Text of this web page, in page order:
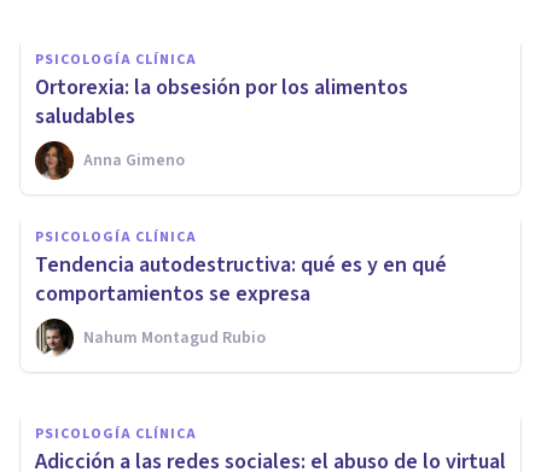
PSICOLOGÍA CLÍNICA
Ortorexia: la obsesión por los alimentos
saludables
Anna Gimeno
PSICOLOGÍA CLÍNICA
Tendencia autodestructiva: qué es y en qué
comportamientos se expresa
Nahum Montagud Rubio
¿Qué hacer para superar la
patología dual?
Clínicas Cita
PSICOLOGÍA CLÍNICA
Adicción a las redes sociales: el abuso de lo virtual